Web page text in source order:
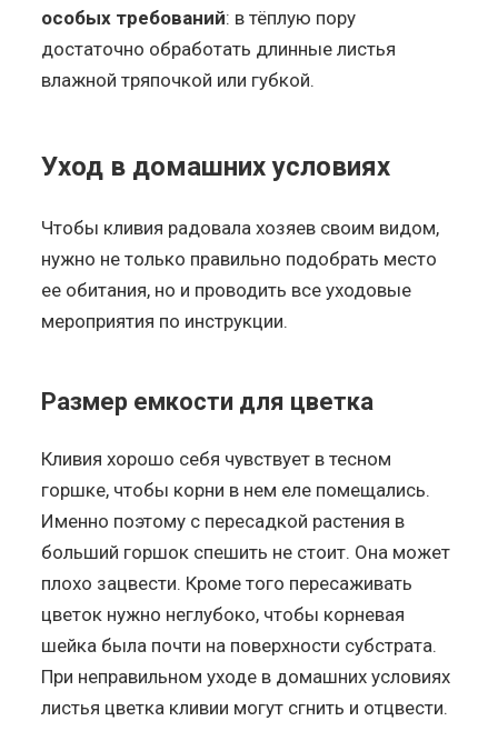
особых требований: в тёплую пору
достаточно обработать длинные листья
влажной тряпочкой или губкой.
Уход в домашних условиях
Чтобы кливия радовала хозяев своим видом,
нужно не только правильно подобрать место
ее обитания, но и проводить все уходовые
мероприятия по инструкции.
Размер емкости для цветка
Кливия хорошо себя чувствует в тесном
горшке, чтобы корни в нем еле помещались.
Именно поэтому с пересадкой растения в
больший горшок спешить не стоит. Она может
плохо зацвести. Кроме того пересаживать
цветок нужно неглубоко, чтобы корневая
шейка была почти на поверхности субстрата.
При неправильном уходе в домашних условиях
листья цветка кливии могут сгнить и отцвести.